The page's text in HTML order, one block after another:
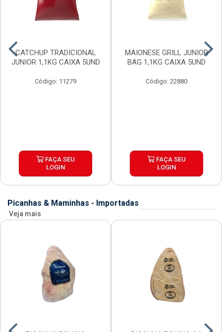
CATCHUP TRADICIONAL
JUNIOR 1,1KG CAIXA 5UND
Código: 11279
FAÇA SEU
LOGIN
MAIONESE GRILL JUNIOR
BAG 1,1KG CAIXA 5UND
Código: 22880
FAÇA SEU
LOGIN
Picanhas & Maminhas - Importadas
Veja mais